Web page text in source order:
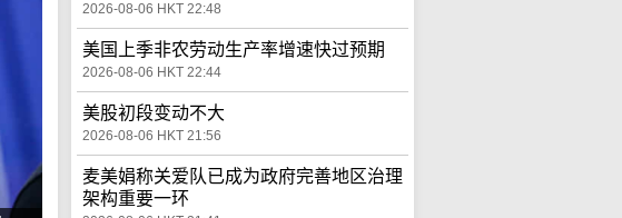
2026-08-06 HKT 22:48
美国上季非农劳动生产率增速快过预期
2026-08-06 HKT 22:44
美股初段变动不大
2026-08-06 HKT 21:56
麦美娟称关爱队已成为政府完善地区治理
架构重要一环